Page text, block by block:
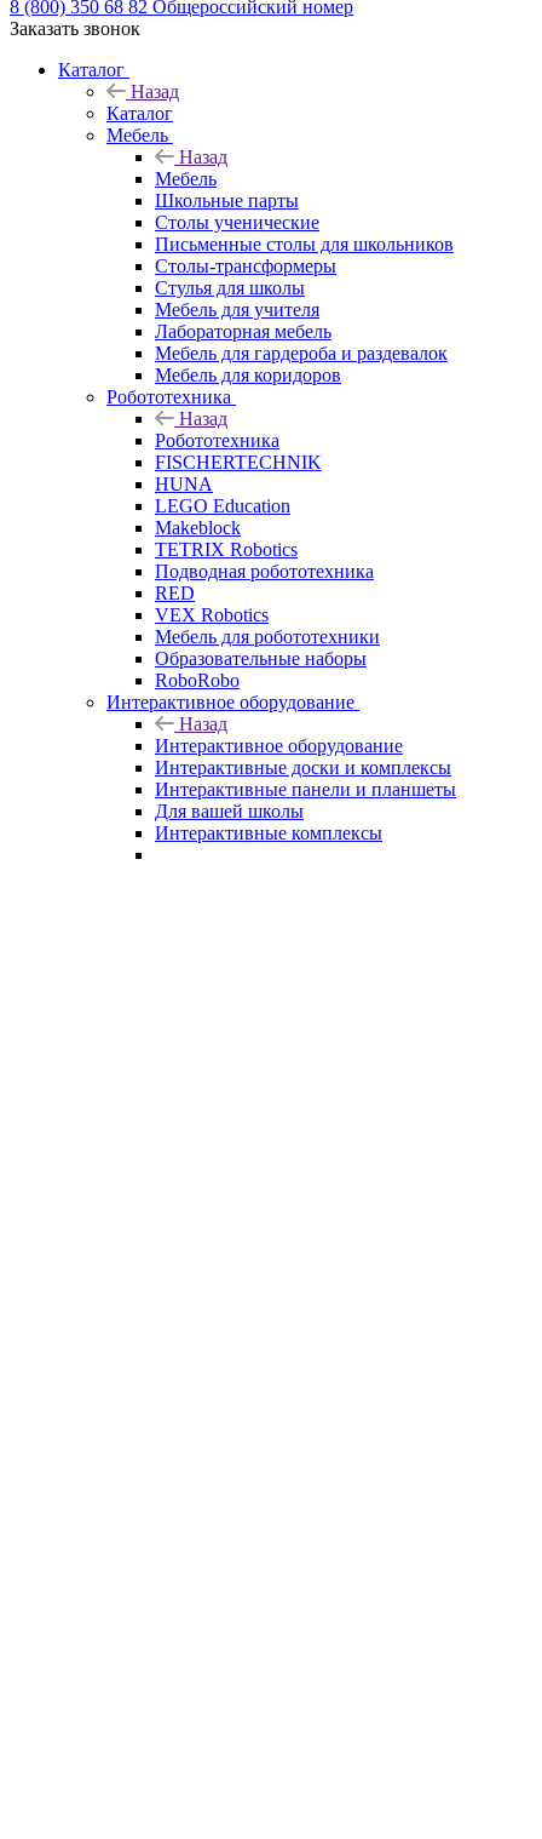
8 (800) 350 68 82 Общероссийский номер
Заказать звонок
Каталог
Назад
Каталог
Мебель
Назад
Мебель
Школьные парты
Столы ученические
Письменные столы для школьников
Столы-трансформеры
Стулья для школы
Мебель для учителя
Лабораторная мебель
Мебель для гардероба и раздевалок
Мебель для коридоров
Робототехника
Назад
Робототехника
FISCHERTECHNIK
HUNA
LEGO Education
Makeblock
TETRIX Robotics
Подводная робототехника
RED
VEX Robotics
Мебель для робототехники
Образовательные наборы
RoboRobo
Интерактивное оборудование
Назад
Интерактивное оборудование
Интерактивные доски и комплексы
Интерактивные панели и планшеты
Для вашей школы
Интерактивные комплексы